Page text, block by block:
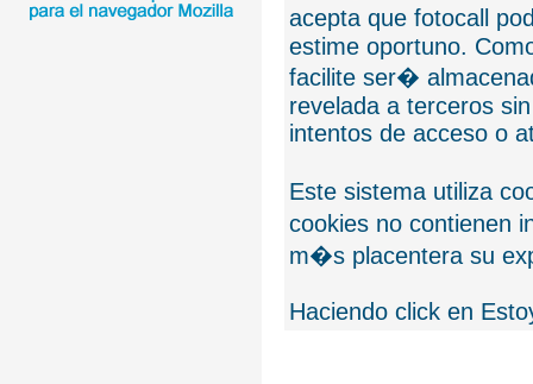
acepta que fotocall
estime oportuno.
facilite ser�
revelada a terceros
intentos de acceso o
Este sistema utiliza
cookies no contienen
m�s placentera su
Haciendo click en